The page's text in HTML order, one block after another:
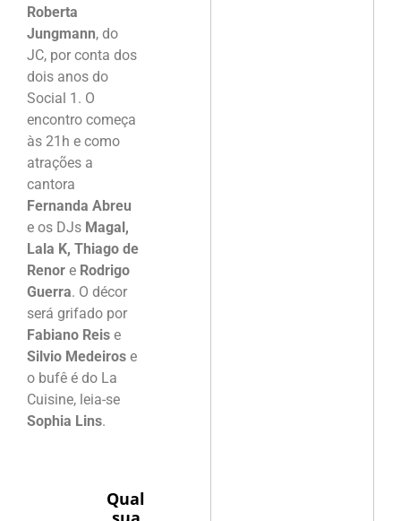
Roberta
Jungmann, do
JC, por conta dos
dois anos do
Social 1. O
encontro começa
às 21h e como
atrações a
cantora
Fernanda Abreu
e os DJs Magal,
Lala K, Thiago de
Renor e Rodrigo
Guerra. O décor
será grifado por
Fabiano Reis e
Silvio Medeiros e
o bufê é do La
Cuisine, leia-se
Sophia Lins.
Qual